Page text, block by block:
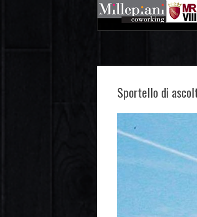
Sportello di